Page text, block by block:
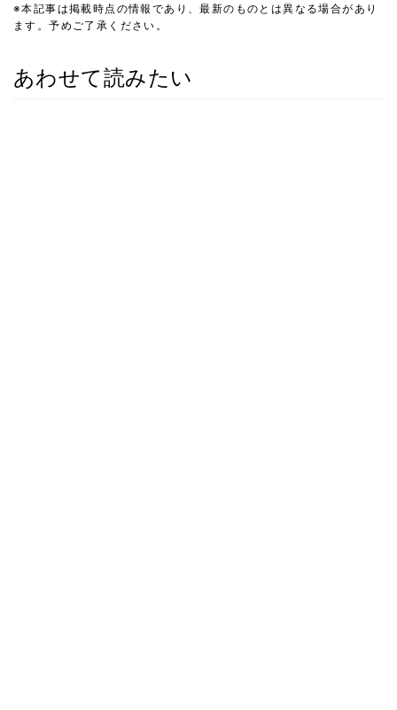
※本記事は掲載時点の情報であり、最新のものとは異なる場合があり
ます。予めご了承ください。
あわせて読みたい